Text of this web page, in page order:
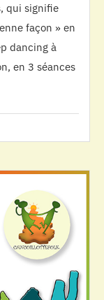
qui signifie
façon » en
dancing à
en 3 séances